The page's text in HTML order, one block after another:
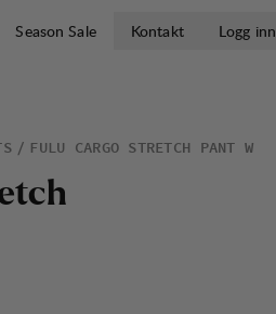
Season Sale Kontakt Logg inn
FULU CARGO STRETCH PANT W
tch